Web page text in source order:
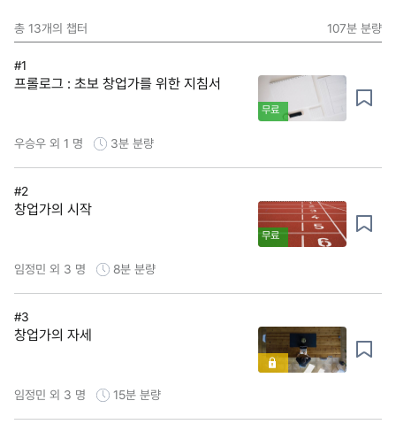
총 13개의 챕터 107분 분량
#1
프롤로그 : 초보 창업가를 위한 지침서
무료
우승우 외 1 명 3분 분량
#2
창업가의 시작
무료
임정민 외 3 명 8분 분량
#3
창업가의 자세
임정민 외 3 명 15분 분량